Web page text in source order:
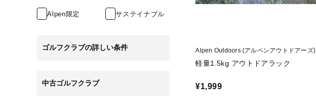
Alpen限定 サステイナブル
ゴルフクラブの詳しい条件
中古ゴルフクラブ
Alpen Outdoors (アルペンアウトドアーズ)
軽量1.5kg アウトドアラック
¥1,999